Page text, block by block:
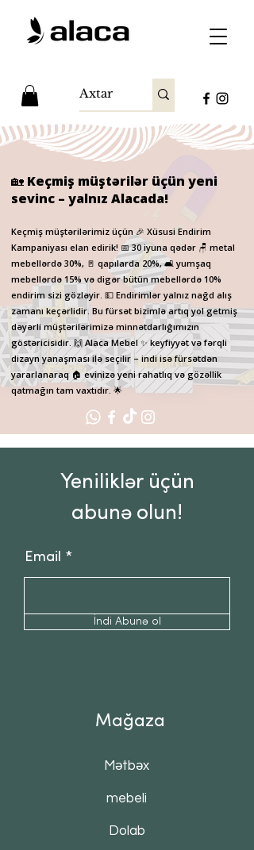
🏡 Keçmiş müştərilər üçün yeni
sevinc – yalnız Alacada!
Keçmiş müştərilərimiz üçün 🎉 Xüsusi Endirim
Kampaniyası elan edirik! 📅 30 iyuna qədər 🪑 metal
mebellərdə 30%, 🚪 qapılarda 20%, 🛋️ yumşaq
mebellərdə 15% və digər bütün mebellərdə 10%
endirim sizi gözləyir. 💵 Endirimlər yalnız nağd alış
zamanı keçərlidir. Bu fürsət bizimlə artıq yol getmiş
dəyərli müştərilərimizə minnətdarlığımızın
göstəricisidir. 🙌 Alaca Mebel ✨ keyfiyyət və fərqli
dizayn yanaşması ilə seçilir – indi isə fürsətdən
yararlanaraq 🏠 evinizə yeni rahatlıq və gözəllik
qatmağın tam vaxtıdır. 🌟
Yeniliklər üçün
abunə olun!
Email
İndi Abunə ol
Mağaza
Mətbəx
mebeli
Dolab